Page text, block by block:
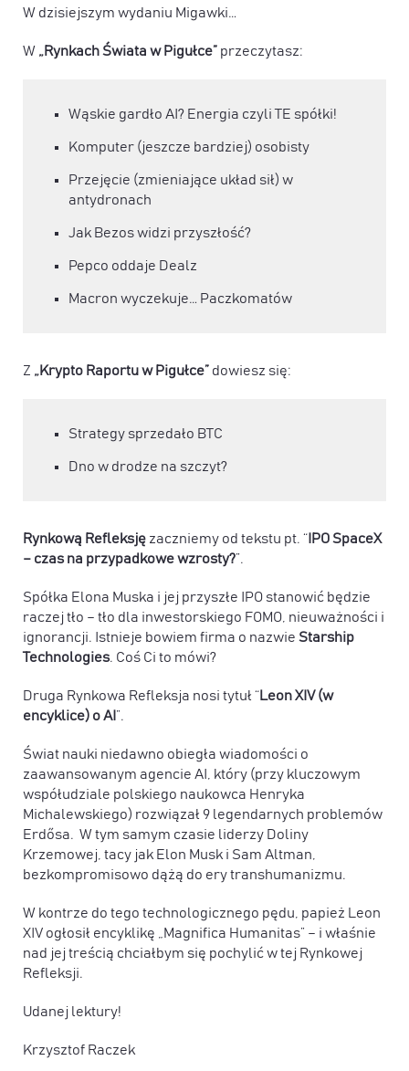
W dzisiejszym wydaniu Migawki…
W „Rynkach Świata w Pigułce”przeczytasz:
Wąskie gardło AI? Energia czyli TE spółki!
Komputer (jeszcze bardziej) osobisty
Przejęcie (zmieniające układ sił) w
antydronach
Jak Bezos widzi przyszłość?
Pepco oddaje Dealz
Macron wyczekuje… Paczkomatów
Z „Krypto Raportu w Pigułce”dowiesz się:
Strategy sprzedało BTC
Dno w drodze na szczyt?
Rynkową Refleksję zaczniemy od tekstu pt. “IPO SpaceX
– czas na przypadkowe wzrosty?”.
Spółka Elona Muska i jej przyszłe IPO stanowić będzie
raczej tło – tło dla inwestorskiego FOMO, nieuważności i
ignorancji. Istnieje bowiem firma o nazwie Starship
Technologies. Coś Ci to mówi?
Druga Rynkowa Refleksja nosi tytuł “Leon XIV (w
encyklice) o AI ”.
Świat nauki niedawno obiegła wiadomości o
zaawansowanym agencie AI, który (przy kluczowym
współudziale polskiego naukowca Henryka
Michalewskiego) rozwiązał 9 legendarnych problemów
Erdősa. W tym samym czasie liderzy Doliny
Krzemowej, tacy jak Elon Musk i Sam Altman,
bezkompromisowo dążą do ery transhumanizmu.
W kontrze do tego technologicznego pędu, papież Leon
XIV ogłosił encyklikę „Magnifica Humanitas” – i właśnie
nad jej treścią chciałbym się pochylić w tej Rynkowej
Refleksji.
Udanej lektury!
Krzysztof Raczek